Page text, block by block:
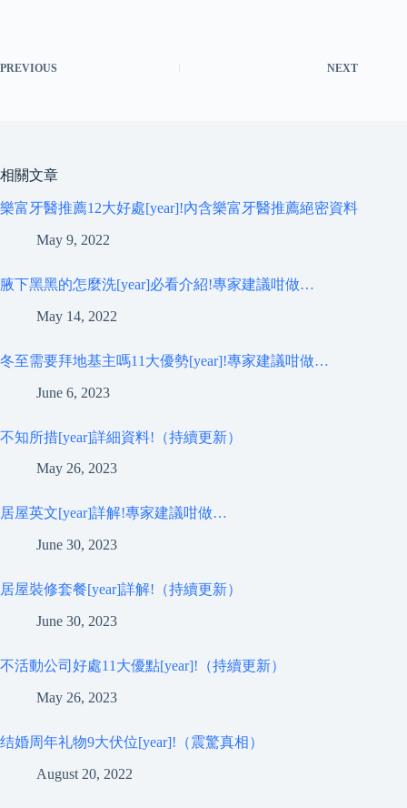
PREVIOUS NEXT
相關文章
樂富牙醫推薦12大好處[year]!內含樂富牙醫推薦絕密資料
May 9, 2022
腋下黑黑的怎麼洗[year]必看介紹!專家建議咁做…
May 14, 2022
冬至需要拜地基主嗎11大優勢[year]!專家建議咁做…
June 6, 2023
不知所措[year]詳細資料!（持續更新）
May 26, 2023
居屋英文[year]詳解!專家建議咁做…
June 30, 2023
居屋裝修套餐[year]詳解!（持續更新）
June 30, 2023
不活動公司好處11大優點[year]!（持續更新）
May 26, 2023
结婚周年礼物9大伏位[year]!（震驚真相）
August 20, 2022